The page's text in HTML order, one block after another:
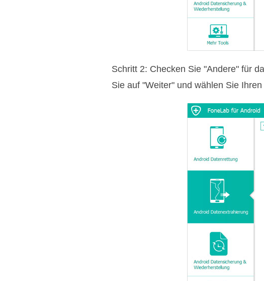
Schritt 2: Checken Sie "Andere" für
Sie auf "Weiter" und wählen Sie